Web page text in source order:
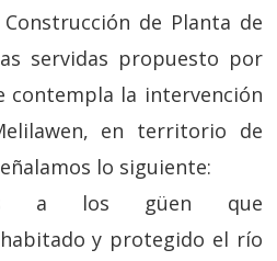
de Planta de
servidas propuesto por
contempla la intervención
en territorio de
lo siguiente:
a los güen que
y protegido el río